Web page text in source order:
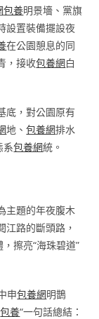
包養明景墻、黨旗
設置裝備擺設夜
在公園憩息的同
，接收包養網白
底，對公園原有
地、包養網排水
系包養網統。
主題的年夜腹木
江路的斷頭路，
，擦亮“海珠碧道”
申包養網明鵲
包養“一句話總結：